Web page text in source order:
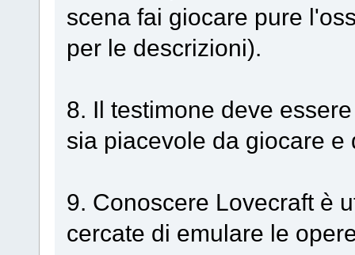
scena fai giocare pure
per le descrizioni).
8. Il testimone deve
sia piacevole da giocare
9. Conoscere Lovecraft è
cercate di emulare le